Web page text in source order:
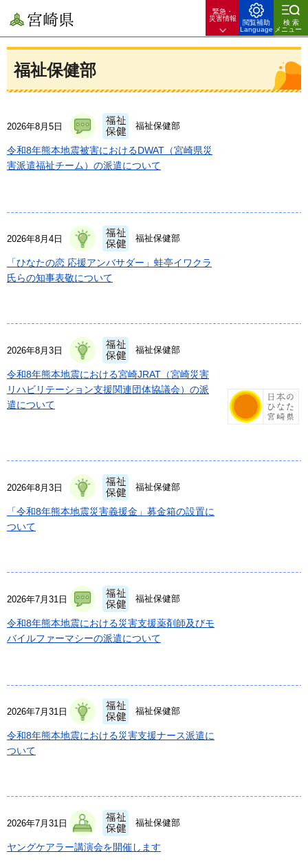
宮崎県
緊急・
災害情報
閲覧補助
Language
検索
メニュー
福祉保健部
2026年8月5日 福祉保健部
令和8年熊本地震被害におけるDWAT（宮崎県災
害派遣福祉チーム）の派遣について
2026年8月4日 福祉保健部
「ひなたの恋 応援アンバサダー」蛙亭イワクラ
氏らの知事表敬について
2026年8月3日 福祉保健部
令和8年熊本地震における宮崎JRAT（宮崎災害
リハビリテーション支援関連団体協議会）の派
遣について
2026年8月3日 福祉保健部
「令和8年熊本地震災害義援金」募金箱の設置に
ついて
2026年7月31日 福祉保健部
令和8年熊本地震における災害支援薬剤師及びモ
バイルファーマシーの派遣について
2026年7月31日 福祉保健部
令和8年熊本地震における災害支援ナース派遣に
ついて
2026年7月31日 福祉保健部
ヤングケアラー講演会を開催します